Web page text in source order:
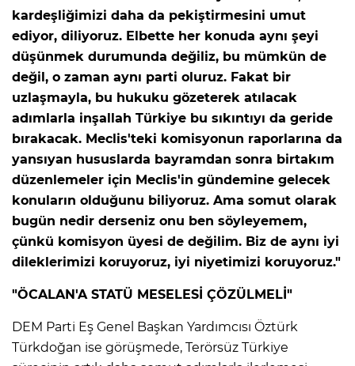
kardeşliğimizi daha da pekiştirmesini umut
ediyor, diliyoruz. Elbette her konuda aynı şeyi
düşünmek durumunda değiliz, bu mümkün de
değil, o zaman aynı parti oluruz. Fakat bir
uzlaşmayla, bu hukuku gözeterek atılacak
adımlarla inşallah Türkiye bu sıkıntıyı da geride
bırakacak. Meclis'teki komisyonun raporlarına da
yansıyan hususlarda bayramdan sonra birtakım
düzenlemeler için Meclis'in gündemine gelecek
konuların olduğunu biliyoruz. Ama somut olarak
bugün nedir derseniz onu ben söyleyemem,
çünkü komisyon üyesi de değilim. Biz de aynı iyi
dileklerimizi koruyoruz, iyi niyetimizi koruyoruz."
"ÖCALAN'A STATÜ MESELESİ ÇÖZÜLMELİ"
DEM Parti Eş Genel Başkan Yardımcısı Öztürk
Türkdoğan ise görüşmede, Terörsüz Türkiye